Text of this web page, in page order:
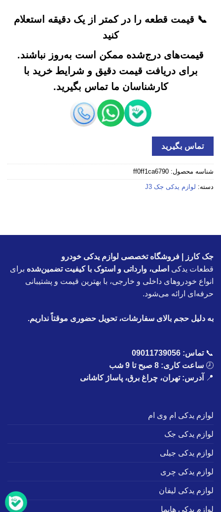
📞 قیمت قطعه را در کمتر از یک دقیقه استعلام
کنید
قیمت‌های درج‌شده ممکن است به‌روز نباشند.
برای دریافت قیمت دقیق و شرایط خرید با
کارشناسان ما تماس بگیرید.
تماس بگیرید
شناسه محصول: ff0ff1ca6790
دسته: لوازم یدکی جک J3
جک کارز | فروشگاه تخصصی لوازم یدکی خودرو
قطعات یدکی اصلی، وارداتی و استوک با کیفیت تضمین‌شده برای
انواع خودروهای داخلی و خارجی، با بهترین قیمت و پشتیبانی
حرفه‌ای ارائه می‌شود.
به دلیل حجم بالای سفارشات، تحویل حضوری موقتاً نداریم.
📞تماس: 09011739056
🕗 ساعت کاری: 8 صبح تا 9 شب
📍
آدرس: تهران، چراغ برق، پاساژ کاشانی
لوازم یدکی ام وی ام
لوازم یدکی جک
لوازم یدکی جیلی
لوازم یدکی چری
لوازم یدکی لیفان
لوازم یدکی هایما